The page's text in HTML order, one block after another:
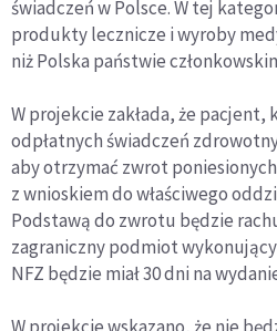
świadczeń w Polsce. W tej
produkty lecznicze i wyroby
niż Polska państwie
W projekcie zakłada, że pacjent,
odpłatnych świadczeń
aby otrzymać zwrot
z wnioskiem do właściwego
Podstawą do zwrotu będzie
zagraniczny podmiot
NFZ będzie miał 30 dni na